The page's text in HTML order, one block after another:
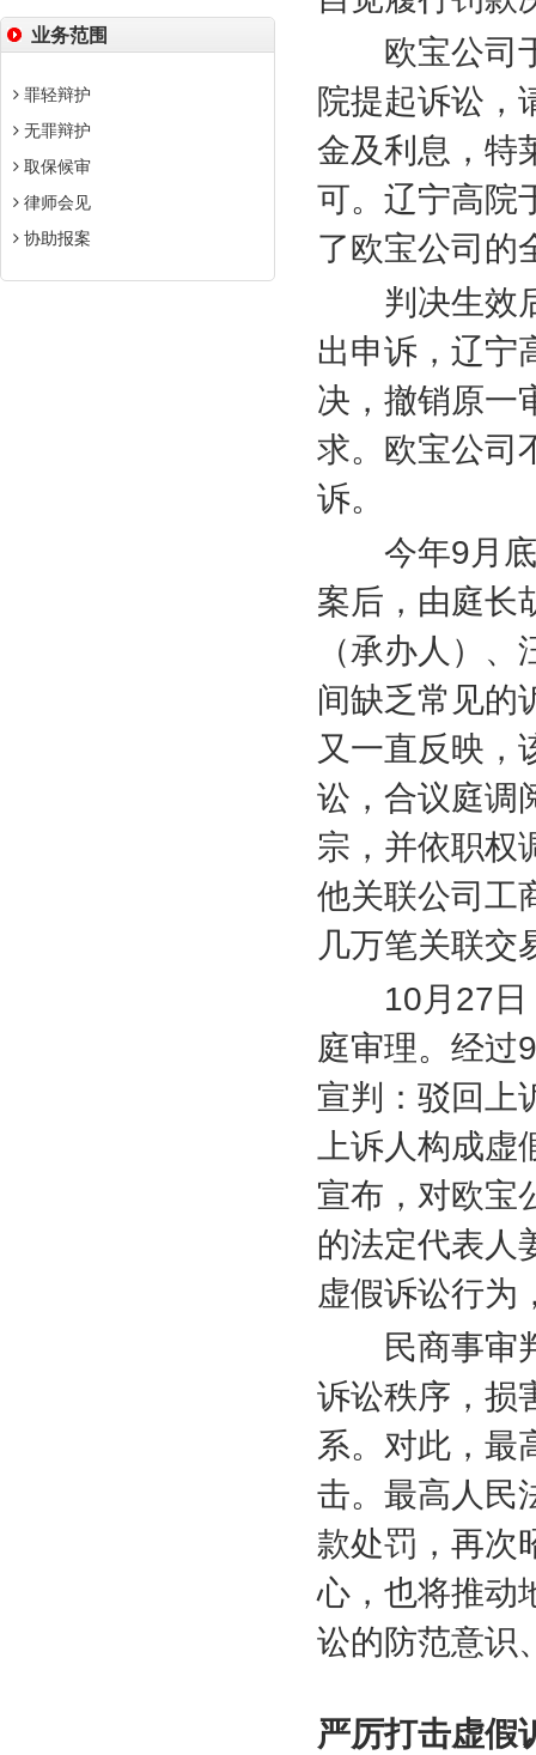
业务范围
罪轻辩护
无罪辩护
取保候审
律师会见
协助报案
欧宝公司
院提起诉讼，
金及利息，特
可。辽宁高院
了欧宝公司的
判决生效后
出申诉，辽宁
决，撤销原一
求。欧宝公司
诉。
今年9月
案后，由庭长
（承办人）
间缺乏常见的
又一直反映，
讼，合议庭调
宗，并依职权
他关联公司工
几万笔关联交
10月 27
庭审理。经过9
宣判：驳回上
上诉人构成
宣布，对欧宝
的法定代表人
虚假诉讼行为
民商事审判
诉讼秩序，损
系。对此，最
击。最高人民
款处罚，再次
心，也将推动
讼的防范意识
严厉打击虚假